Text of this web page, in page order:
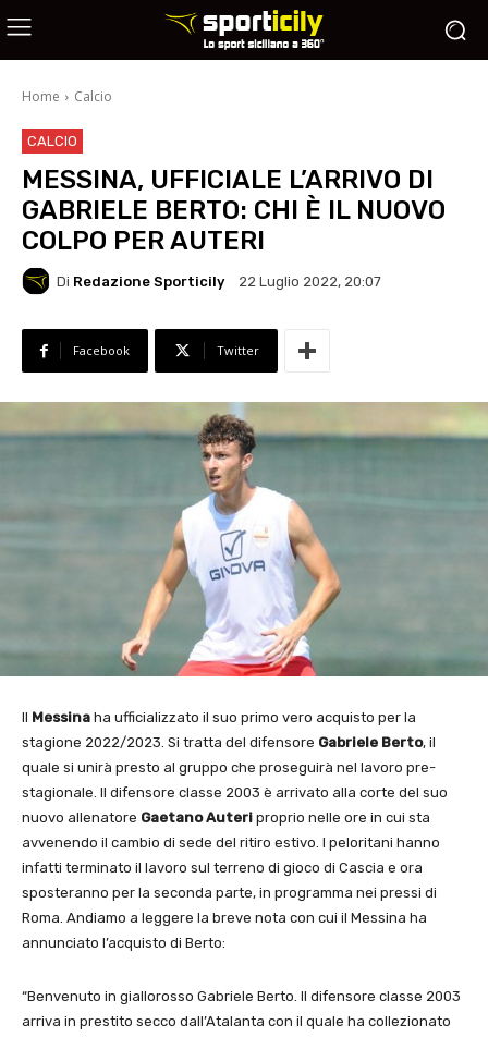
Home Calcio
CALCIO
MESSINA, UFFICIALE L’ARRIVO DI
GABRIELE BERTO: CHI È IL NUOVO
COLPO PER AUTERI
Di Redazione Sporticily 22 Luglio 2022, 20:07
Facebook Twitter
Il Messina ha ufficializzato il suo primo vero acquisto per la
stagione 2022/2023. Si tratta del difensore Gabriele Berto, il
quale si unirà presto al gruppo che proseguirà nel lavoro pre-
stagionale. Il difensore classe 2003 è arrivato alla corte del suo
nuovo allenatore Gaetano Auteri proprio nelle ore in cui sta
avvenendo il cambio di sede del ritiro estivo. I peloritani hanno
infatti terminato il lavoro sul terreno di gioco di Cascia e ora
sposteranno per la seconda parte, in programma nei pressi di
Roma. Andiamo a leggere la breve nota con cui il Messina ha
annunciato l’acquisto di Berto:
“Benvenuto in giallorosso Gabriele Berto. Il difensore classe 2003
arriva in prestito secco dall’Atalanta con il quale ha collezionato